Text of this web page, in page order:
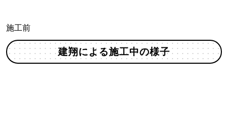
施工前
建翔による施工中の様子